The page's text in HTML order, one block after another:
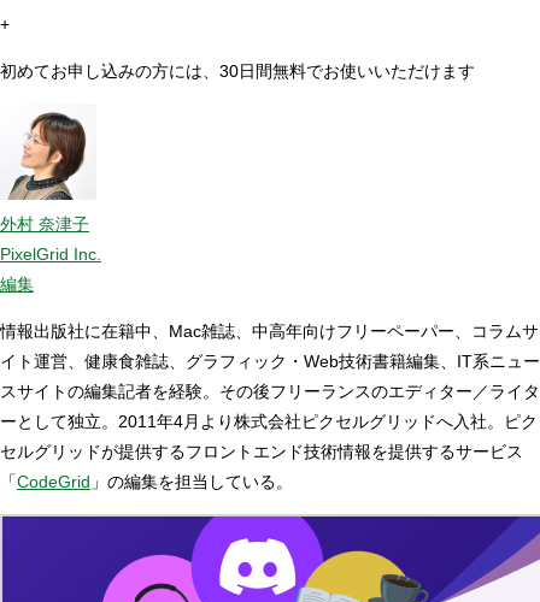
+
初めてお申し込みの方には、30日間無料でお使いいただけます
外村 奈津子
PixelGrid Inc.
編集
情報出版社に在籍中、Mac雑誌、中高年向けフリーペーパー、コラムサ
イト運営、健康食雑誌、グラフィック・Web技術書籍編集、IT系ニュー
スサイトの編集記者を経験。その後フリーランスのエディター／ライタ
ーとして独立。2011年4月より株式会社ピクセルグリッドへ入社。ピク
セルグリッドが提供するフロントエンド技術情報を提供するサービス
「CodeGrid 」の編集を担当している。